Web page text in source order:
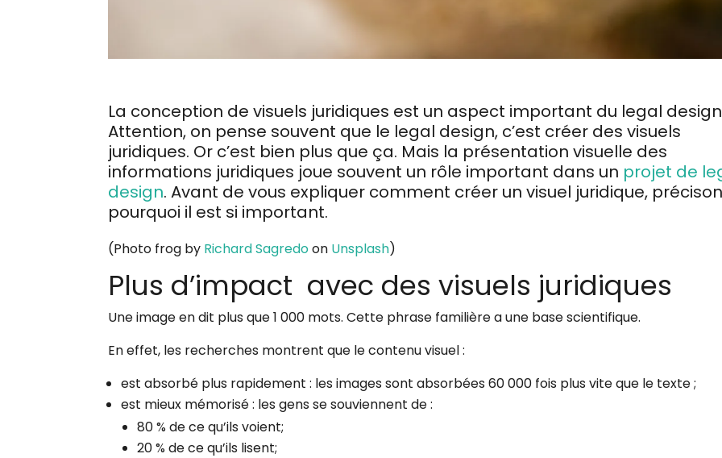
La conception de visuels juridiques est un aspect important du legal
Attention, on pense souvent que le legal design, c’est créer des visuels
juridiques. Or c’est bien plus que ça. Mais la présentation visuelle des
informations juridiques joue souvent un rôle important dans un projet de
design. Avant de vous expliquer comment créer un visuel juridique,
pourquoi il est si important.
(Photo frog by Richard Sagredoon Unsplash)
Plus d’impact avec des visuels juridiques
Une image en dit plus que 1 000 mots. Cette phrase familière a une base scientifique.
En effet, les recherches montrent que le contenu visuel :
est absorbé plus rapidement : les images sont absorbées 60 000 fois plus vite que le texte ;
est mieux mémorisé : les gens se souviennent de :
80 % de ce qu’ils voient;
20 % de ce qu’ils lisent;